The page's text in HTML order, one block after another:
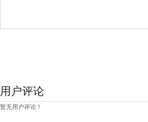
用户评论
暂无用户评论！